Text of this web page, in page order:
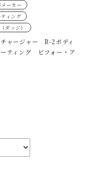
ーカー
ィング
ダッジ）
ャージャー R-2ボディ
ティング ビフォー・ア